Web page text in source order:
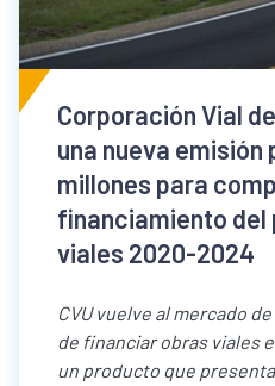
Corporación Vial
una nueva emisión
millones para
financiamiento del
viales 2020-2024
CVU vuelve al mercado
de financiar obras viales
un producto que